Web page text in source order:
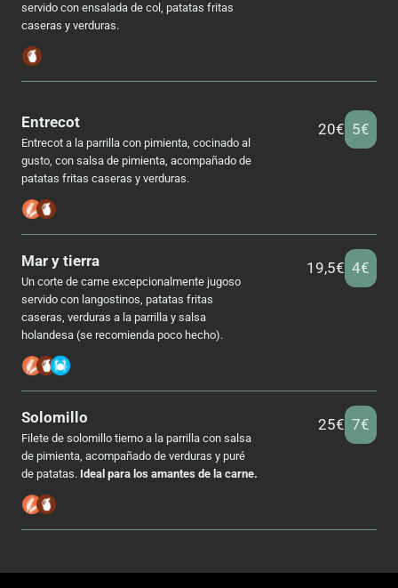
servido con ensalada de col, patatas fritas
caseras y verduras.
Entrecot
Entrecot a la parrilla con pimienta, cocinado al
gusto, con salsa de pimienta, acompañado de
patatas fritas caseras y verduras.
20€ 5€
Mar y tierra
Un corte de carne excepcionalmente jugoso
servido con langostinos, patatas fritas
caseras, verduras a la parrilla y salsa
holandesa (se recomienda poco hecho).
19,5€ 4€
Solomillo
Filete de solomillo tierno a la parrilla con salsa
de pimienta, acompañado de verduras y puré
de patatas. Ideal para los amantes de la carne.
25€ 7€